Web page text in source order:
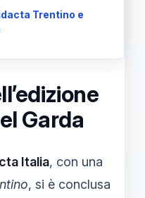
Trentino e
Garda
Italia, con una
, si è conclusa